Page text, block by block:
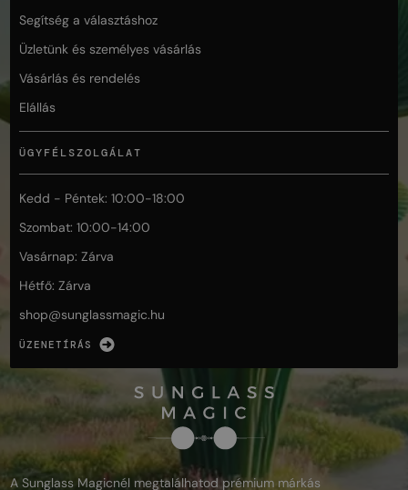
Segítség a választáshoz
Üzletünk és személyes vásárlás
Vásárlás és rendelés
Elállás
ÜGYFÉLSZOLGÁLAT
Kedd - Péntek: 10:00-18:00
Szombat: 10:00-14:00
Vasárnap: Zárva
Hétfő: Zárva
shop@sunglassmagic.hu
ÜZENETÍRÁS
A Sunglass Magicnél megtalálhatod prémium márkás